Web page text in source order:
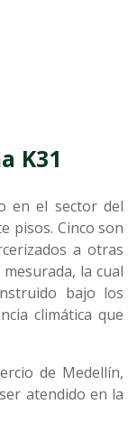
K31
en el sector del
pisos. Cinco son
a otras
la cual
bajo los
climática que
de Medellín,
atendido en la